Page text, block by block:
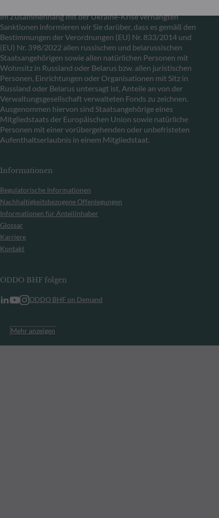
im Zusammenhang mit der Ukraine-Krise verhängten
Sanktionen informieren wir Sie darüber, dass es gemäß den
Bestimmungen der Verordnungen (EU) Nr. 833/2014 und
(EU) Nr. 398/2022 allen russischen und belarussischen
Staatsangehörigen sowie allen natürlichen Personen mit
Wohnsitz in Russland oder Belarus bzw. allen juristischen
Personen, Einrichtungen oder Organisationen mit Sitz in
Russland oder Belarus untersagt ist, Anteile an von der
Verwaltungsgesellschaft verwalteten Fonds zu zeichnen.
Ausgenommen hiervon sind Staatsangehörige eines
Mitgliedstaats der Europäischen Union sowie natürliche
Personen mit einer vorübergehenden oder unbefristeten
Aufenthaltserlaubnis in einem Mitgliedstaat.
Informationen
Regulatorische Informationen
Nachhaltigkeitsbezogene Offenlegungen
Informationen für Anteilinhaber
Glossar
Karriere
Kontakt
ODDO BHF folgen
ODDO BHF on Demand
Mehr anzeigen